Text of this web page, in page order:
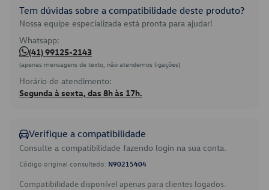
Tem dúvidas sobre a compatibilidade deste produto?
Nossa equipe especializada está pronta para ajudar!
Whatsapp:
(41) 99125-2143
(apenas mensagens de texto, não atendemos ligações)
Horário de atendimento:
Segunda à sexta, das 8h às 17h.
Verifique a compatibilidade
Consulte a compatibilidade fazendo login na sua conta.
Código original consultado: N90215404
Compatibilidade disponível apenas para clientes logados.